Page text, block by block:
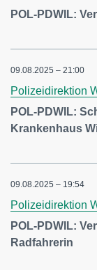
POL-PDWIL:
09.08.2025 – 21:00
Polizeidirektion
POL-PDWIL:
Krankenhaus
09.08.2025 – 19:54
Polizeidirektion
POL-PDWIL:
Radfahrerin